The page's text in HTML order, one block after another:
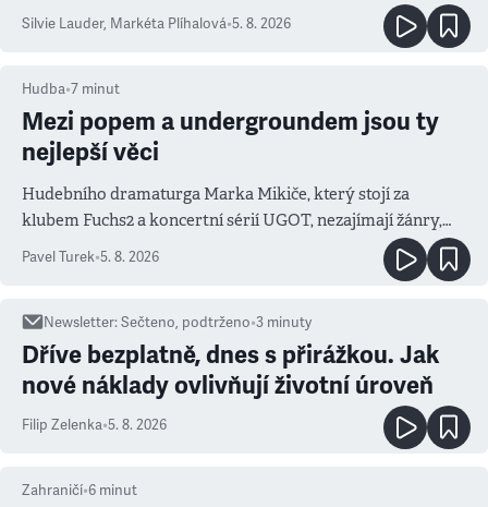
Silvie Lauder, Markéta Plíhalová•5. 8. 2026
Hudba•7 minut
Mezi popem a undergroundem jsou ty
nejlepší věci
Hudebního dramaturga Marka Mikiče, který stojí za
klubem Fuchs2 a koncertní sérií UGOT, nezajímají žánry,
ale atmosféra
Pavel Turek•5. 8. 2026
Newsletter:Sečteno, podtrženo•3 minuty
Dříve bezplatně, dnes s přirážkou. Jak
nové náklady ovlivňují životní úroveň
Filip Zelenka•5. 8. 2026
Zahraničí•6 minut